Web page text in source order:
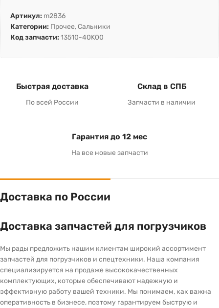
Артикул: m2836
Категории: Прочее, Сальники
Код запчасти: 13510-40K00
Быстрая доставка
По всей России
Склад в СПБ
Запчасти в наличии
Гарантия до 12 мес
На все новые запчасти
Доставка по России
Доставка запчастей для погрузчиков
Мы рады предложить нашим клиентам широкий ассортимент
запчастей для погрузчиков и спецтехники. Наша компания
специализируется на продаже высококачественных
комплектующих, которые обеспечивают надежную и
эффективную работу вашей техники. Мы понимаем, как важна
оперативность в бизнесе, поэтому гарантируем быструю и